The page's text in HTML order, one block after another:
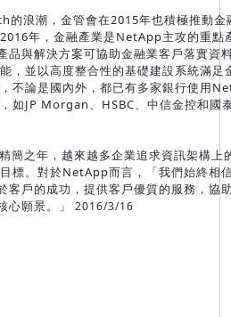
的浪潮，金管會在2015年也積極推動金
年，金融產業是NetApp主攻的重點
品與解決方案可協助金融業客戶落實資
，並以高度整合性的基礎建設系統滿足
不論是國內外，都已有多家銀行使用
如JP Morgan、HSBC、中信金控和國
簡之年，越來越多企業追求資訊架構上
標。對於NetApp而言，「我們始終相
客戶的成功，提供客戶優質的服務，協
心願景。」 2016/3/16